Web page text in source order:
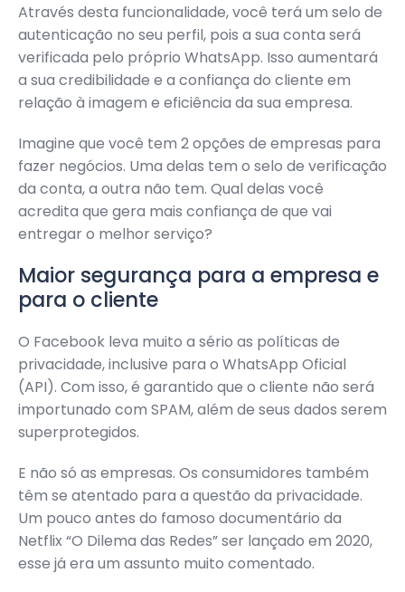
Através desta funcionalidade, você terá um selo de
autenticação no seu perfil, pois a sua conta será
verificada pelo próprio WhatsApp. Isso aumentará
a sua credibilidade e a confiança do cliente em
relação à imagem e eficiência da sua empresa.
Imagine que você tem 2 opções de empresas para
fazer negócios. Uma delas tem o selo de verificação
da conta, a outra não tem. Qual delas você
acredita que gera mais confiança de que vai
entregar o melhor serviço?
Maior segurança para a empresa e
para o cliente
O Facebook leva muito a sério as políticas de
privacidade, inclusive para o WhatsApp Oficial
(API). Com isso, é garantido que o cliente não será
importunado com SPAM, além de seus dados serem
superprotegidos.
E não só as empresas. Os consumidores também
têm se atentado para a questão da privacidade.
Um pouco antes do famoso documentário da
Netflix “O Dilema das Redes” ser lançado em 2020,
esse já era um assunto muito comentado.